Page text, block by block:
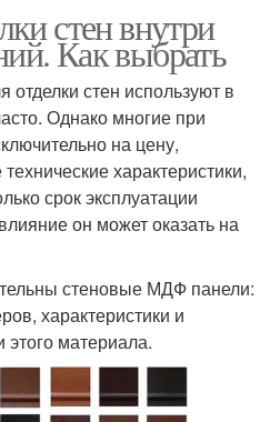
стен внутри
Как выбрать
стен используют в
Однако многие при
на цену,
характеристики,
срок эксплуатации
он может оказать на
стеновые МДФ панели:
характеристики и
этого материала.